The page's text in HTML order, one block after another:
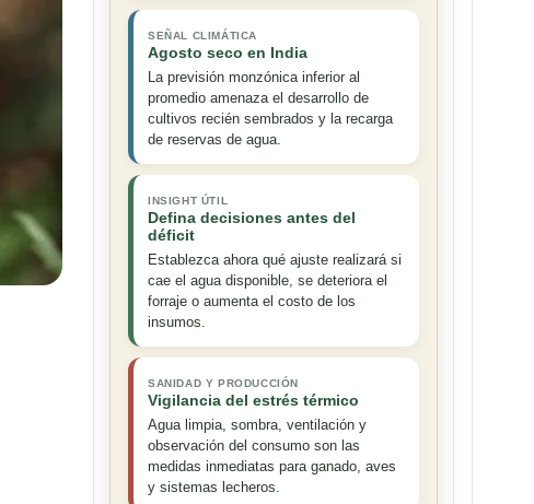
SEÑAL CLIMÁTICA
Agosto seco en India
La previsión monzónica inferior al
promedio amenaza el desarrollo de
cultivos recién sembrados y la recarga
de reservas de agua.
INSIGHT ÚTIL
Defina decisiones antes del
déficit
Establezca ahora qué ajuste realizará si
cae el agua disponible, se deteriora el
forraje o aumenta el costo de los
insumos.
SANIDAD Y PRODUCCIÓN
Vigilancia del estrés térmico
Agua limpia, sombra, ventilación y
observación del consumo son las
medidas inmediatas para ganado, aves
y sistemas lecheros.